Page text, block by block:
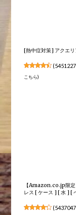
[熱中症対策] アクエ
(
こちら)
【Amazon.co.jp限定
レス [ ケース ] [ 水 ] [
(5437047